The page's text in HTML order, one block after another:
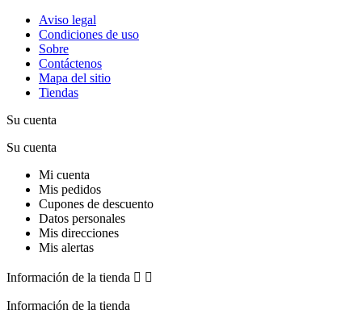
Aviso legal
Condiciones de uso
Sobre
Contáctenos
Mapa del sitio
Tiendas
Su cuenta
Su cuenta
Mi cuenta
Mis pedidos
Cupones de descuento
Datos personales
Mis direcciones
Mis alertas
Información de la tienda  
Información de la tienda